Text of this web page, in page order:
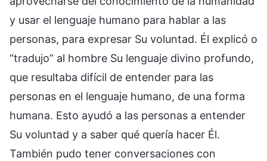
y usar el lenguaje humano para hablar a las
personas, para expresar Su voluntad. Él explicó o
“tradujo” al hombre Su lenguaje divino profundo,
que resultaba difícil de entender para las
personas en el lenguaje humano, de una forma
humana. Esto ayudó a las personas a entender
Su voluntad y a saber qué quería hacer Él.
También pudo tener conversaciones con